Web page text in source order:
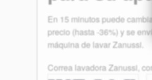
En 15 minutos puede
precio (hasta -36%) y se
máquina de lavar Zanussi.
Correa lavadora Zanussi,